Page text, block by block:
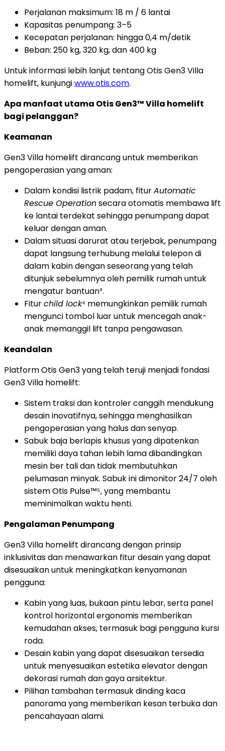
Perjalanan maksimum: 18 m / 6 lantai
Kapasitas penumpang: 3–5
Kecepatan perjalanan: hingga 0,4 m/detik
Beban: 250 kg, 320 kg, dan 400 kg
Untuk informasi lebih lanjut tentang Otis Gen3 Villa
homelift, kunjungiwww.otis.com.
Apa manfaat utama Otis Gen3™ Villa homelift
bagi pelanggan?
Keamanan
Gen3 Villa homelift dirancang untuk memberikan
pengoperasian yang aman:
Dalam kondisi listrik padam, fiturAutomatic
Rescue Operationsecara otomatis membawa lift
ke lantai terdekat sehingga penumpang dapat
keluar dengan aman.
Dalam situasi darurat atau terjebak, penumpang
dapat langsung terhubung melalui telepon di
dalam kabin dengan seseorang yang telah
ditunjuk sebelumnya oleh pemilik rumah untuk
mengatur bantuan³.
Fiturchild lock⁴ memungkinkan pemilik rumah
mengunci tombol luar untuk mencegah anak-
anak memanggil lift tanpa pengawasan.
Keandalan
Platform Otis Gen3 yang telah teruji menjadi fondasi
Gen3 Villa homelift:
Sistem traksi dan kontroler canggih mendukung
desain inovatifnya, sehingga menghasilkan
pengoperasian yang halus dan senyap.
Sabuk baja berlapis khusus yang dipatenkan
memiliki daya tahan lebih lama dibandingkan
mesin ber tali dan tidak membutuhkan
pelumasan minyak. Sabuk ini dimonitor 24/7 oleh
sistem Otis Pulse™⁵, yang membantu
meminimalkan waktu henti.
Pengalaman Penumpang
Gen3 Villa homelift dirancang dengan prinsip
inklusivitas dan menawarkan fitur desain yang dapat
disesuaikan untuk meningkatkan kenyamanan
pengguna:
Kabin yang luas, bukaan pintu lebar, serta panel
kontrol horizontal ergonomis memberikan
kemudahan akses, termasuk bagi pengguna kursi
roda.
Desain kabin yang dapat disesuaikan tersedia
untuk menyesuaikan estetika elevator dengan
dekorasi rumah dan gaya arsitektur.
Pilihan tambahan termasuk dinding kaca
panorama yang memberikan kesan terbuka dan
pencahayaan alami.